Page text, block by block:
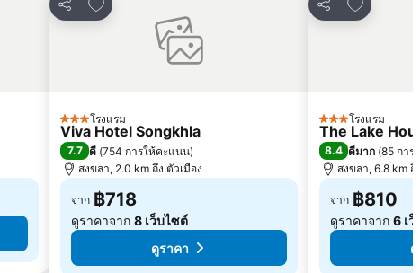
แชร์
3 ดาวโรงแรม
Viva Hotel Songkhla
7.7 ดี (754 การให้คะแนน)
สงขลา, 2.0 km ถึง ตัวเมือง
จาก ฿718
ดูราคาจาก 8 เว็บไซต์
ดูราคา
แชร์
3 ดาวโรงแรม
The Lake
8.4 ดีมาก (85 การ
สงขลา, 6.8 km ถึง
จาก ฿810
ดูราคาจาก 6 เว็
ดู